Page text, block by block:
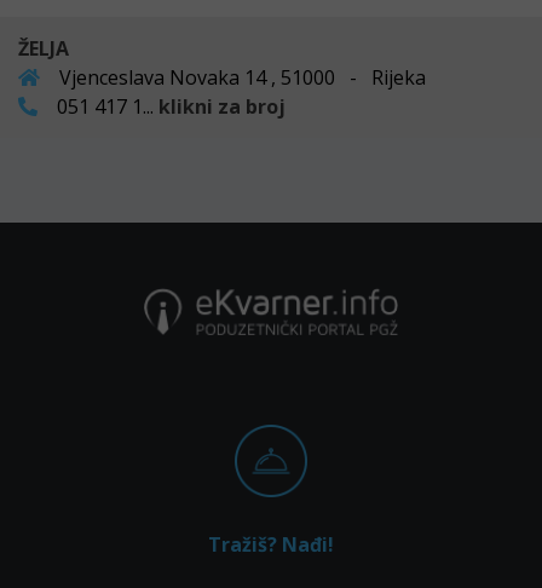
ŽELJA
Vjenceslava Novaka 14 , 51000 - Rijeka
051 417 1... klikni za broj
Tražiš? Nađi!